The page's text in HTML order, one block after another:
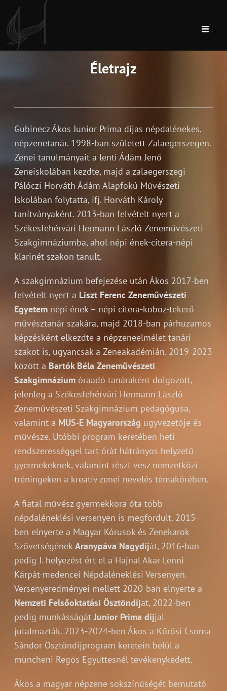
Életrajz
Gubinecz Ákos Junior Prima díjas népdalénekes,
népzenetanár. 1998-ban született Zalaegerszegen.
Zenei tanulmányait a lenti Ádám Jenő
Zeneiskolában kezdte, majd a zalaegerszegi
Pálóczi Horváth Ádám Alapfokú Művészeti
Iskolában folytatta, ifj. Horváth Károly
tanítványaként. 2013-ban felvételt nyert a
Székesfehérvári Hermann László Zeneművészeti
Szakgimnáziumba, ahol népi ének-citera-népi
klarinét szakon tanult.
A szakgimnázium befejezése után Ákos 2017-ben
felvételt nyert a Liszt Ferenc Zeneművészeti
Egyetem népi ének – népi citera-koboz-tekerő
művésztanár szakára, majd 2018-ban párhuzamos
képzésként elkezdte a népzeneelmélet tanári
szakot is, ugyancsak a Zeneakadémián. 2019-2023
között a Bartók Béla Zeneművészeti
Szakgimnázium óraadó tanáraként dolgozott,
jelenleg a Székesfehérvári Hermann László
Zeneművészeti Szakgimnázium pedagógusa,
valamint a MUS-E Magyarország ügyvezetője és
művésze. Utóbbi program keretében heti
rendszerességgel tart órát hátrányos helyzetű
gyermekeknek, valamint részt vesz nemzetközi
tréningeken a kreatív zenei nevelés témakörében.
A fiatal művész gyermekkora óta több
népdaléneklési versenyen is megfordult. 2015-
ben elnyerte a Magyar Kórusok és Zenekarok
Szövetségének Aranypáva Nagydíját, 2016-ban
pedig I. helyezést ért el a Hajnal Akar Lenni
Kárpát-medencei Népdaléneklési Versenyen.
Versenyeredményei mellett 2020-ban elnyerte a
Nemzeti Felsőoktatási Ösztöndíjat, 2022-ben
pedig munkásságátJunior Prima díjjal
jutalmazták. 2023-2024-ben Ákos a Kőrösi Csoma
Sándor Ösztöndíjprogram keretein belül a
müncheni Regös Együttesnél tevékenykedett.
Ákos a magyar népzene sokszínűségét bemutató